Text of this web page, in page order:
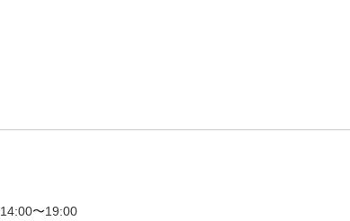
14:00〜19:00